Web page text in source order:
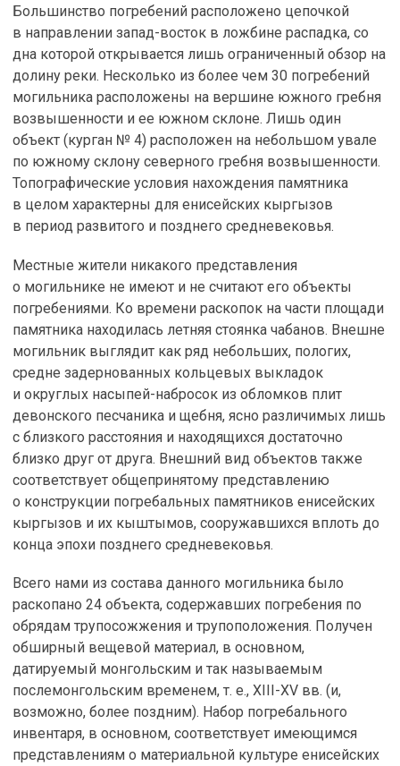
Большинство погребений расположено цепочкой
в направлении запад-восток в ложбине распадка, со
дна которой открывается лишь ограниченный обзор на
долину реки. Несколько из более чем 30 погребений
могильника расположены на вершине южного гребня
возвышенности и ее южном склоне. Лишь один
объект (курган № 4) расположен на небольшом увале
по южному склону северного гребня возвышенности.
Топографические условия нахождения памятника
в целом характерны для енисейских кыргызов
в период развитого и позднего средневековья.
Местные жители никакого представления
о могильнике не имеют и не считают его объекты
погребениями. Ко времени раскопок на части площади
памятника находилась летняя стоянка чабанов. Внешне
могильник выглядит как ряд небольших, пологих,
средне задернованных кольцевых выкладок
и округлых насыпей-набросок из обломков плит
девонского песчаника и щебня, ясно различимых лишь
с близкого расстояния и находящихся достаточно
близко друг от друга. Внешний вид объектов также
соответствует общепринятому представлению
о конструкции погребальных памятников енисейских
кыргызов и их кыштымов, сооружавшихся вплоть до
конца эпохи позднего средневековья.
Всего нами из состава данного могильника было
раскопано 24 объекта, содержавших погребения по
обрядам трупосожжения и трупоположения. Получен
обширный вещевой материал, в основном,
датируемый монгольским и так называемым
послемонгольским временем, т. е., XIII-XV вв. (и,
возможно, более поздним). Набор погребального
инвентаря, в основном, соответствует имеющимся
представлениям о материальной культуре енисейских